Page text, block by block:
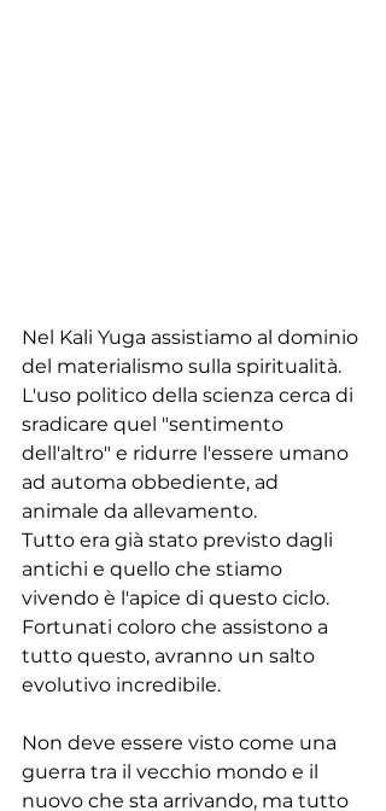
Nel Kali Yuga assistiamo al dominio
del materialismo sulla spiritualità.
L'uso politico della scienza cerca di
sradicare quel "sentimento
dell'altro" e ridurre l'essere umano
ad automa obbediente, ad
animale da allevamento.
Tutto era già stato previsto dagli
antichi e quello che stiamo
vivendo è l'apice di questo ciclo.
Fortunati coloro che assistono a
tutto questo, avranno un salto
evolutivo incredibile.
Non deve essere visto come una
guerra tra il vecchio mondo e il
nuovo che sta arrivando, ma tutto